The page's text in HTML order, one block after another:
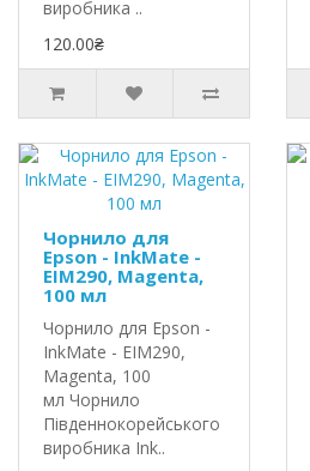
виробника ..
120.00₴
Чорнило для
Epson - InkMate -
EIM290, Magenta,
100 мл
Чорнило для Epson -
InkMate - EIM290,
Magenta, 100
мл Чорнило
Південнокорейського
виробника Ink..